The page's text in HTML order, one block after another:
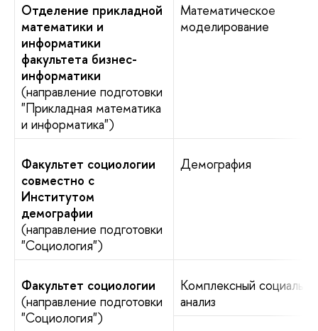
Отделение прикладной
математики и
информатики
факультета бизнес-
информатики
(направление подготовки
"Прикладная математика
и информатика")
Математическое
моделирование
Факультет социологии
совместно с
Институтом
демографии
(направление подготовки
"Социология")
Демография
Факультет социологии
(направление подготовки
"Социология")
Комплексный
анализ